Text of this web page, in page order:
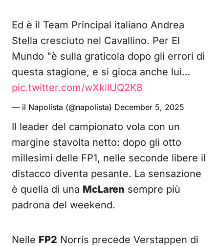
Ed è il Team Principal italiano Andrea
Stella cresciuto nel Cavallino. Per El
Mundo "è sulla graticola dopo gli errori di
questa stagione, e si gioca anche lui…
pic.twitter.com/wXkilUQ2K8
— il Napolista (@napolista) December 5, 2025
Il leader del campionato vola con un
margine stavolta netto: dopo gli otto
millesimi delle FP1, nelle seconde libere il
distacco diventa pesante. La sensazione
è quella di una McLaren sempre più
padrona del weekend.
Nelle FP2 Norris precede Verstappen di